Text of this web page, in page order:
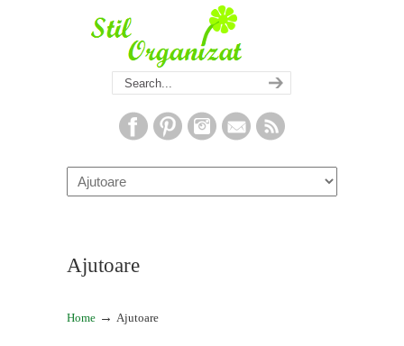
Navigation
Ajutoare
Home → Ajutoare